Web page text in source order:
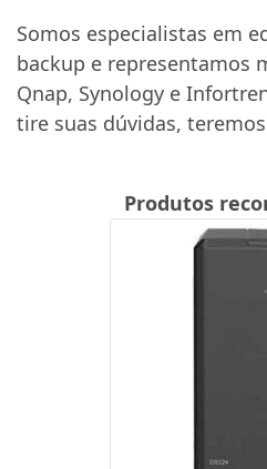
Somos especialistas em
backup e representamos
Qnap, Synology e
tire suas dúvidas,
Produtos